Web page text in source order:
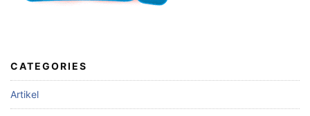
CATEGORIES
Artikel